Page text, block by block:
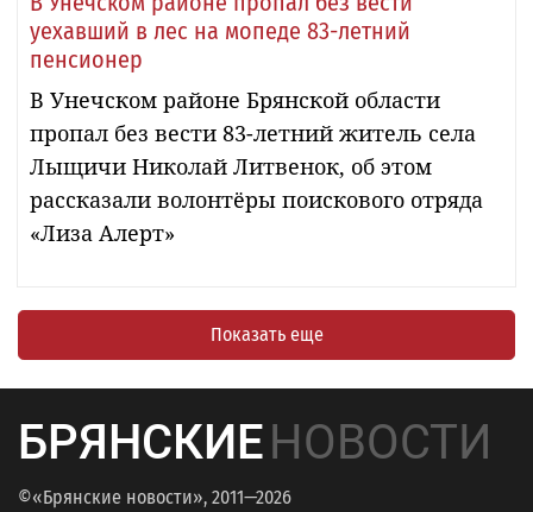
уехавший в лес на мопеде 83-летний
пенсионер
В Унечском районе Брянской области
пропал без вести 83-летний житель села
Лыщичи Николай Литвенок, об этом
рассказали волонтёры поискового отряда
«Лиза Алерт»
Показать еще
БРЯНСКИЕНОВОСТИ
©«Брянские новости», 2011—2026